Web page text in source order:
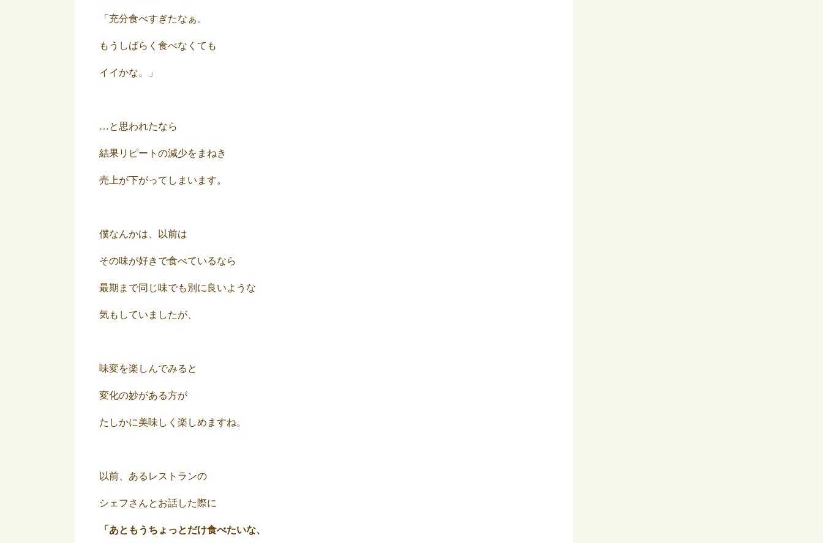
「充分食べすぎたなぁ。
もうしばらく食べなくても
イイかな。」
…と思われたなら
結果リピートの減少をまねき
売上が下がってしまいます。
僕なんかは、以前は
その味が好きで食べているなら
最期まで同じ味でも別に良いような
気もしていましたが、
味変を楽しんでみると
変化の妙がある方が
たしかに美味しく楽しめますね。
以前、あるレストランの
シェフさんとお話した際に
「あともうちょっとだけ食べたいな、